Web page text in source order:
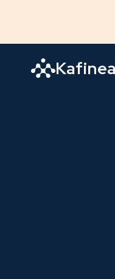
Kafinea